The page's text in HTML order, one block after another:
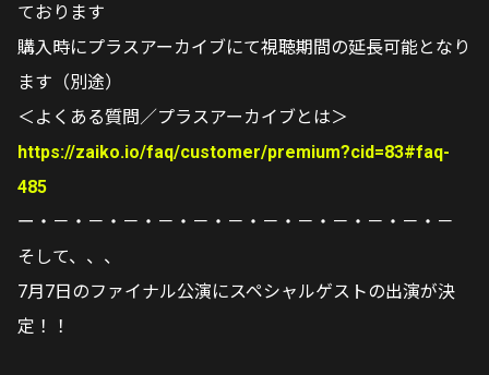
ております
購入時にプラスアーカイブにて視聴期間の延長可能となり
ます（別途）
＜よくある質問／プラスアーカイブとは＞
https://zaiko.io/faq/customer/premium?cid=83#faq-
485
ー・－・－・－・－・－・－・－・－・－・－・－・－
そして、、、
7月7日のファイナル公演にスペシャルゲストの出演が決
定！！